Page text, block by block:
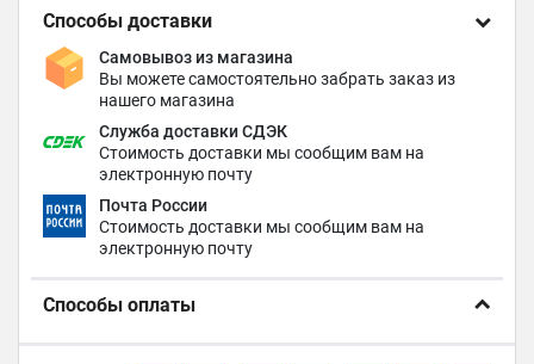
Способы доставки
Самовывоз из магазина
Вы можете самостоятельно забрать заказ из
нашего магазина
Служба доставки СДЭК
Стоимость доставки мы сообщим вам на
электронную почту
Почта России
Стоимость доставки мы сообщим вам на
электронную почту
Способы оплаты